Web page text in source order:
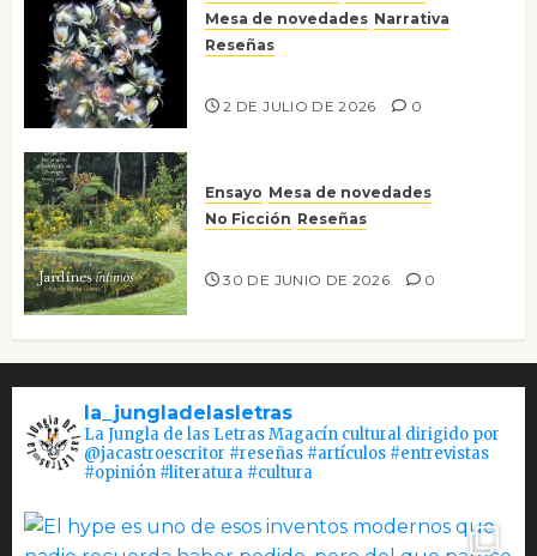
Mesa de novedades Narrativa
Reseñas
2 DE JULIO DE 2026 0
Ensayo Mesa de novedades
No Ficción Reseñas
30 DE JUNIO DE 2026 0
la_jungladelasletras
La Jungla de las Letras Magacín cultural dirigido por
@jacastroescritor #reseñas #artículos #entrevistas
#opinión #literatura #cultura